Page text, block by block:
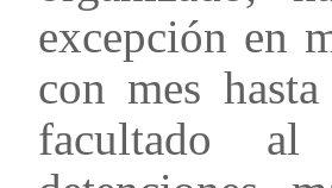
excepción en
con mes
facultado al